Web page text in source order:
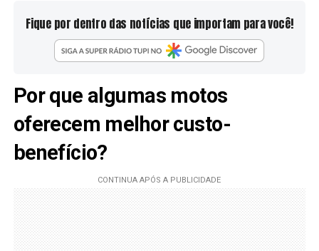
Fique por dentro das notícias que importam para você!
Por que algumas motos
oferecem melhor custo-
benefício?